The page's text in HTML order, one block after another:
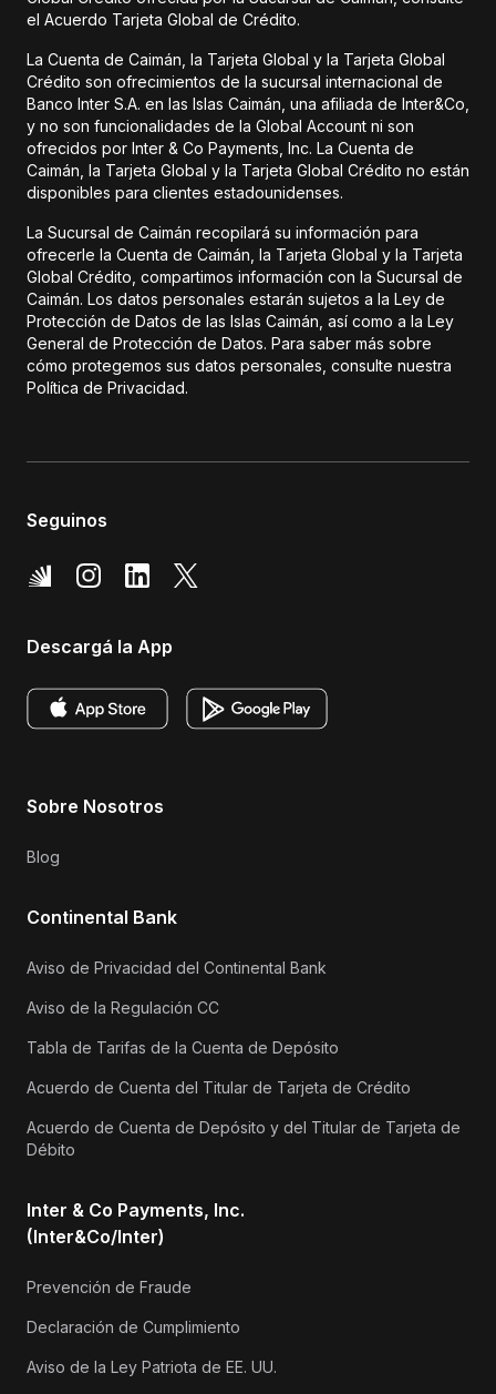
el Acuerdo Tarjeta Global de Crédito.
La Cuenta de Caimán, la Tarjeta Global y la Tarjeta Global
Crédito son ofrecimientos de la sucursal internacional de
Banco Inter S.A. en las Islas Caimán, una afiliada de Inter&Co,
y no son funcionalidades de la Global Account ni son
ofrecidos por Inter & Co Payments, Inc. La Cuenta de
Caimán, la Tarjeta Global y la Tarjeta Global Crédito no están
disponibles para clientes estadounidenses.
La Sucursal de Caimán recopilará su información para
ofrecerle la Cuenta de Caimán, la Tarjeta Global y la Tarjeta
Global Crédito, compartimos información con la Sucursal de
Caimán. Los datos personales estarán sujetos a la Ley de
Protección de Datos de las Islas Caimán, así como a la Ley
General de Protección de Datos. Para saber más sobre
cómo protegemos sus datos personales, consulte nuestra
Política de Privacidad.
Seguinos
Descargá la App
Sobre Nosotros
Blog
Continental Bank
Aviso de Privacidad del Continental Bank
Aviso de la Regulación CC
Tabla de Tarifas de la Cuenta de Depósito
Acuerdo de Cuenta del Titular de Tarjeta de Crédito
Acuerdo de Cuenta de Depósito y del Titular de Tarjeta de
Débito
Inter & Co Payments, Inc.
(Inter&Co/Inter)
Prevención de Fraude
Declaración de Cumplimiento
Aviso de la Ley Patriota de EE. UU.